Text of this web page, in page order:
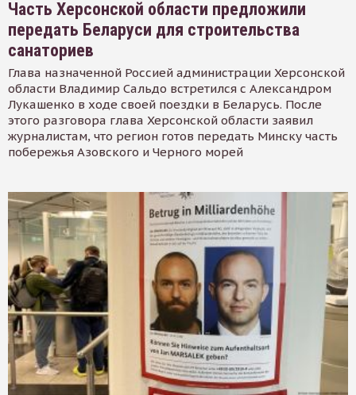
Часть Херсонской области предложили
передать Беларуси для строительства
санаториев
Глава назначенной Россией администрации Херсонской
области Владимир Сальдо встретился с Александром
Лукашенко в ходе своей поездки в Беларусь. После
этого разговора глава Херсонской области заявил
журналистам, что регион готов передать Минску часть
побережья Азовского и Черного морей